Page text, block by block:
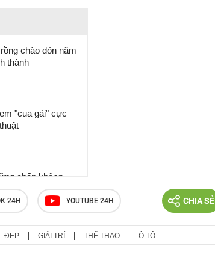
chào đón năm
thành
"cua gái" cực
chốn không
yêu nhưng quyết
24H YOUTUBE 24H CHIA SẺ
ĐẸP GIẢI TRÍ THỂ THAO Ô TÔ